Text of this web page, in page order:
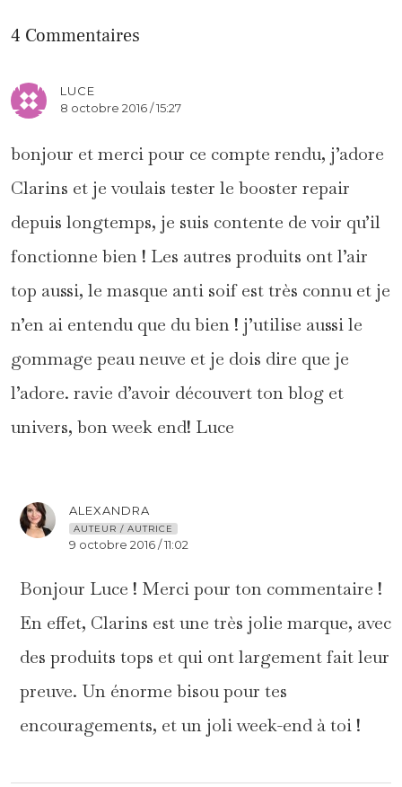
4 Commentaires
LUCE
8 octobre 2016 / 15:27
bonjour et merci pour ce compte rendu, j’adore
Clarins et je voulais tester le booster repair
depuis longtemps, je suis contente de voir qu’il
fonctionne bien ! Les autres produits ont l’air
top aussi, le masque anti soif est très connu et je
n’en ai entendu que du bien ! j’utilise aussi le
gommage peau neuve et je dois dire que je
l’adore. ravie d’avoir découvert ton blog et
univers, bon week end! Luce
ALEXANDRA
AUTEUR / AUTRICE
9 octobre 2016 / 11:02
Bonjour Luce ! Merci pour ton commentaire !
En effet, Clarins est une très jolie marque, avec
des produits tops et qui ont largement fait leur
preuve. Un énorme bisou pour tes
encouragements, et un joli week-end à toi !